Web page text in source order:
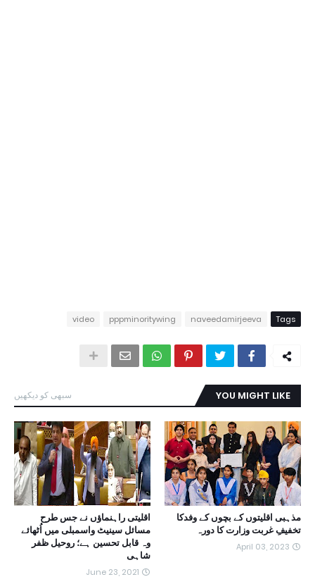
Tags
naveedamirjeeva
pppminoritywing
video
YOU MIGHT LIKE سبھی کو دیکھیں
مذہبی اقلیتوں کے بچوں کے وفدکا
تخفیفِ غربت وزارت کا دورہ
April 03, 2023
اقلیتی راہنماؤں نے جس طرح
مسائل سینیٹ واسمبلی میں اُٹھائے
وہ قابل تحسین ہے؛ روحیل ظفر
شاہی
June 23, 2021